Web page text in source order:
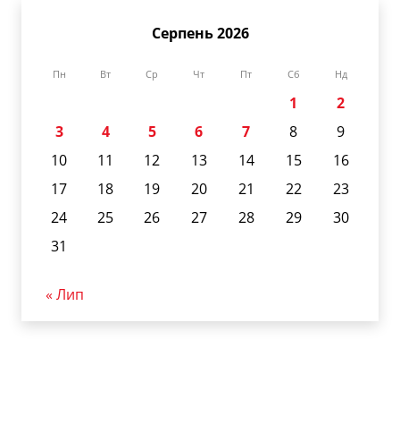
Серпень 2026
Пн Вт Ср Чт Пт Сб Нд
1
2
3
4 5 6 7 8
9
10
11 12 13 14 15
16
17
18 19 20 21 22
23
24
25 26 27 28 29
30
31
« Лип